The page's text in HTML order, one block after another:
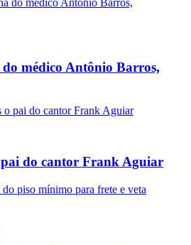
médico Antônio Barros,
do cantor Frank Aguiar